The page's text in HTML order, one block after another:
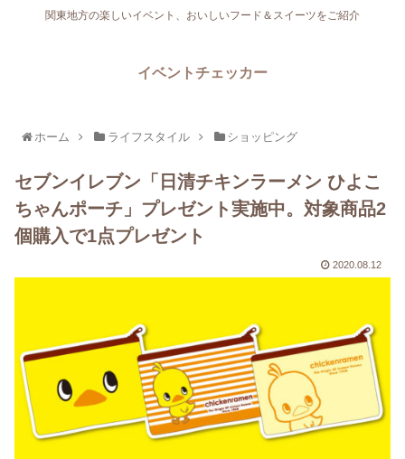
関東地方の楽しいイベント、おいしいフード＆スイーツをご紹介
イベントチェッカー
ホーム ライフスタイル ショッピング
セブンイレブン「日清チキンラーメン ひよこ
ちゃんポーチ」プレゼント実施中。対象商品2
個購入で1点プレゼント
2020.08.12